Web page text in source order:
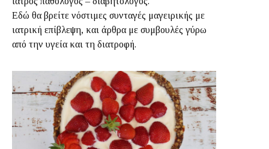
Εδώ θα βρείτε νόστιμες συνταγές μαγειρικής με
ιατρική επίβλεψη, και άρθρα με συμβουλές γύρω
από την υγεία και τη διατροφή.